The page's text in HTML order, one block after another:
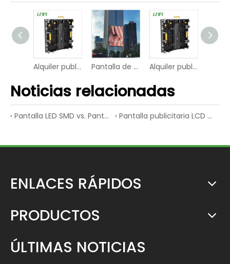
Pantalla de vídeo inteligente Street P6 LED Digital Square Alquiler publicitario RGB Smart Display LED Digital señalización digital Alquiler publicitario RGB Smart Display LED Digital señalización digital
Noticias relacionadas
Pantalla LED SMD vs. Pantalla LED de inmersión Pantalla publicitaria LCD vs. Pantalla publicitaria LED
ENLACES RÁPIDOS
PRODUCTOS
ÚLTIMAS NOTICIAS